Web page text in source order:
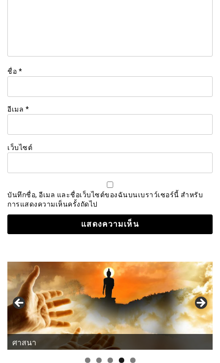
ชื่อ *
อีเมล *
เว็บไซต์
บันทึกชื่อ, อีเมล และชื่อเว็บไซต์ของฉันบนเบราว์เซอร์นี้ สำหรับ
การแสดงความเห็นครั้งถัดไป
ศาสนา